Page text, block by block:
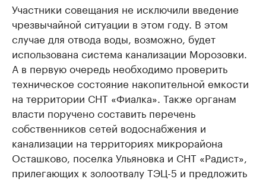
Участники совещания не исключили введение
чрезвычайной ситуации в этом году. В этом
случае для отвода воды, возможно, будет
использована система канализации Морозовки.
А в первую очередь необходимо проверить
техническое состояние накопительной емкости
на территории СНТ «Фиалка». Также органам
власти поручено составить перечень
собственников сетей водоснабжения и
канализации на территориях микрорайона
Осташково, поселка Ульяновка и СНТ «Радист»,
прилегающих к золоотвалу ТЭЦ-5 и предложить